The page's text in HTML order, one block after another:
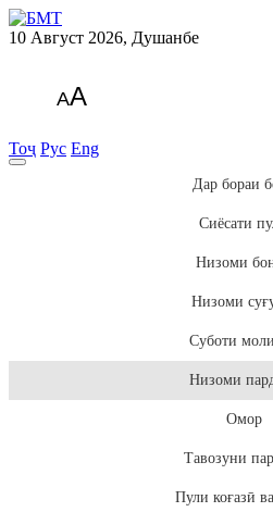
10 Август 2026, Душанбе
AA
Тоҷ Рус Eng
Дар бораи
Сиёсати
Низоми
Низоми
Суботи
Низоми
Омор
Тавозуни
Пули коғазӣ